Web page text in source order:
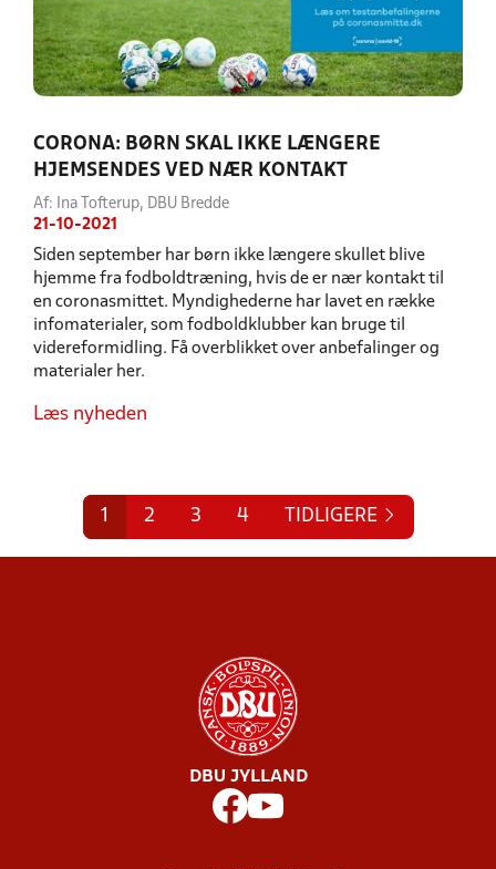
CORONA: BØRN SKAL IKKE LÆNGERE
HJEMSENDES VED NÆR KONTAKT
Af: Ina Tofterup, DBU Bredde
21-10-2021
Siden september har børn ikke længere skullet blive
hjemme fra fodboldtræning, hvis de er nær kontakt til
en coronasmittet. Myndighederne har lavet en række
infomaterialer, som fodboldklubber kan bruge til
videreformidling. Få overblikket over anbefalinger og
materialer her.
Læs nyheden
1 2 3 4 TIDLIGERE
DBU JYLLAND